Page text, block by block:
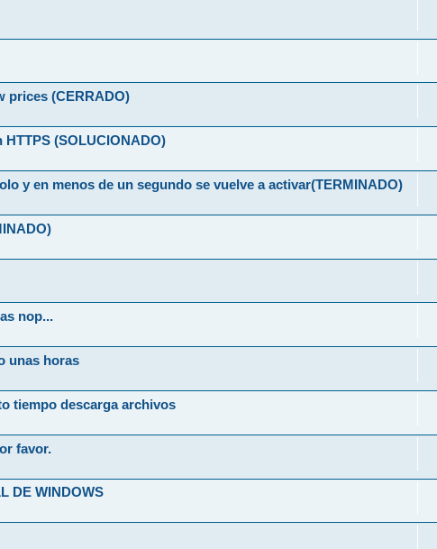
prices (CERRADO)
(SOLUCIONADO)
y en menos de un segundo se vuelve a activar(TERMINADO)
nop...
unas horas
tiempo descarga archivos
favor.
DE WINDOWS